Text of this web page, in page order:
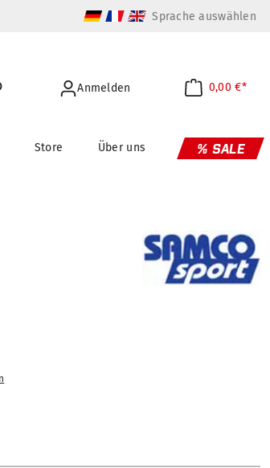
Sprache auswählen
Anmelden 0,00 €*
Store Über uns % SALE